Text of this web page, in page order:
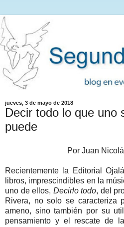
jueves, 3 de mayo de 2018
Decir todo lo que uno
puede
Por Juan
Recientemente la Editorial
libros, imprescindibles en la
uno de ellos, Decirlo todo, del
Rivera, no solo se caracteriza
ameno, sino también por su
pensamiento y el rescate de